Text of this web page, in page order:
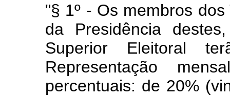
"§ 1º - Os membros
da Presidência
Superior Eleitoral
Representação
percentuais: de 20%